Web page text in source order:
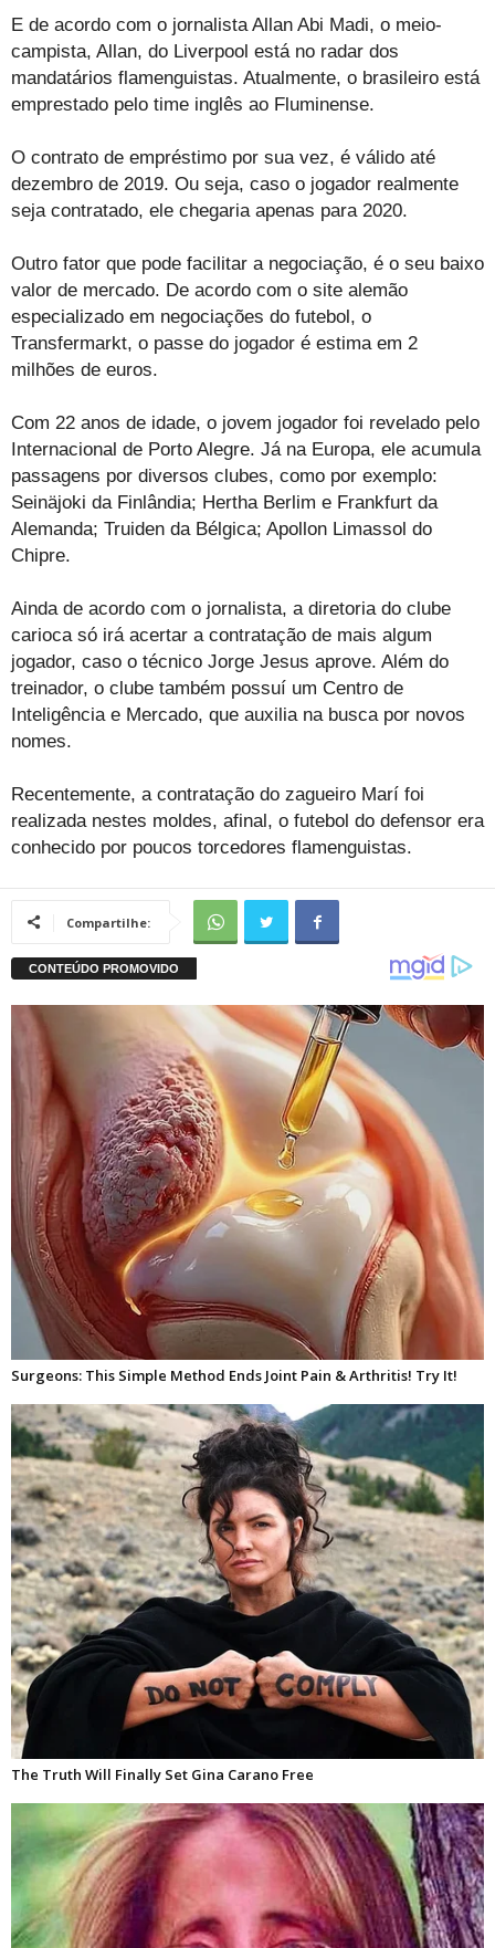
E de acordo com o jornalista Allan Abi Madi, o meio-
campista, Allan, do Liverpool está no radar dos
mandatários flamenguistas. Atualmente, o brasileiro está
emprestado pelo time inglês ao Fluminense.
O contrato de empréstimo por sua vez, é válido até
dezembro de 2019. Ou seja, caso o jogador realmente
seja contratado, ele chegaria apenas para 2020.
Outro fator que pode facilitar a negociação, é o seu baixo
valor de mercado. De acordo com o site alemão
especializado em negociações do futebol, o
Transfermarkt, o passe do jogador é estima em 2
milhões de euros.
Com 22 anos de idade, o jovem jogador foi revelado pelo
Internacional de Porto Alegre. Já na Europa, ele acumula
passagens por diversos clubes, como por exemplo:
Seinäjoki da Finlândia; Hertha Berlim e Frankfurt da
Alemanda; Truiden da Bélgica; Apollon Limassol do
Chipre.
Ainda de acordo com o jornalista, a diretoria do clube
carioca só irá acertar a contratação de mais algum
jogador, caso o técnico Jorge Jesus aprove. Além do
treinador, o clube também possuí um Centro de
Inteligência e Mercado, que auxilia na busca por novos
nomes.
Recentemente, a contratação do zagueiro Marí foi
realizada nestes moldes, afinal, o futebol do defensor era
conhecido por poucos torcedores flamenguistas.
Compartilhe: